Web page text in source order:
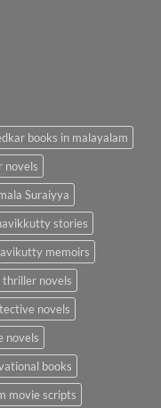
books in malayalam
novels
Suraiyya
stories
memoirs
novels
novels
novels
books
movie scripts